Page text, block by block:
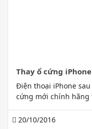
Thay ổ cứng
Điện thoại iPhone
cứng mới chính hãng
hơn. Liên hệ 0972
20/10/2016